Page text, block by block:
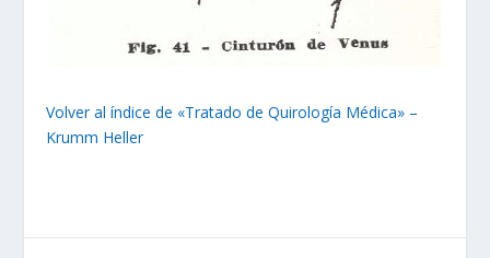
Volver al índice de «Tratado de Quirología Médica» –
Krumm Heller